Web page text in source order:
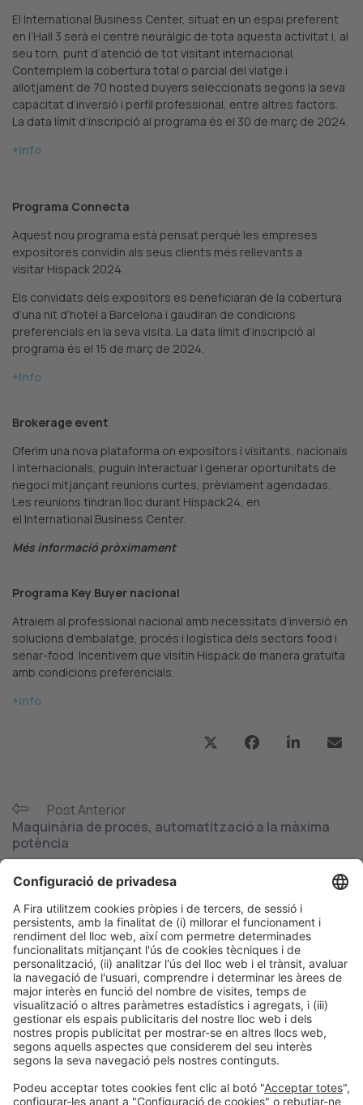
El International Business Center, situat en un espai preferent
en l’Hall 3 serà el centre neuràlgic de tota aquesta activitat i, al
seu torn, punt d’atenció de tot visitant internacional.
Contemplem la cobertura total o parcial del viatge i
allotjament de 70 hosted buyers seleccionats segons la seva
capacitat d’inversió i perfil professional, entre altres factors.
La data límit d’inscripció al programa és el 30 de març de 2024.
+info
Programa Connecta
Aquest nou programa està pensat perquè les empreses
expositores convidin als seus clients més rellevants a
visitar Hispack 2024.
Els convidats dels expositors es beneficiaran de la cobertura
d’una nit d’hotel a Barcelona i gaudiran de condicions
preferencials en la seva visita. La data límit d’inscripció al
programa és el 15 de març de 2024.
+info
Brokerage event
Oferim una nova plataforma on expositors i visitants, nacionals
i internacionals, puguin interactuar i generar oportunitats de
negoci mitjançant reunions curtes, prèviament agendadas.
Les reunions tindran lloc durant Hispack24, en
el International Business Center.
Més informació pròximament
Programa Key Buyer nacional
Atraiem al professional nacional amb necessitats d’inversió en
solucions d’embalatge, procés i logística dels sectors food i
senar-food. Incentivem que visitin Hispack de manera gratuïta
amb condicions preferencials.
+info
Post Anterior
Maquinària de procés, automatització a la màxima
potència
casos d’èxit de marques lideris on l’embalatge és
protagonista